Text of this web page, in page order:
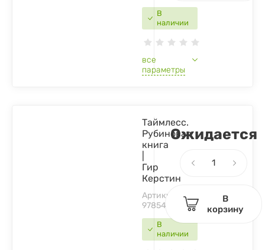
В
наличии
все
параметры
В
наличии
Таймлесс.
Рубиновая
книга
Гир
Керстин
Артикул:
9785436601687
Ожидается
В
корзину